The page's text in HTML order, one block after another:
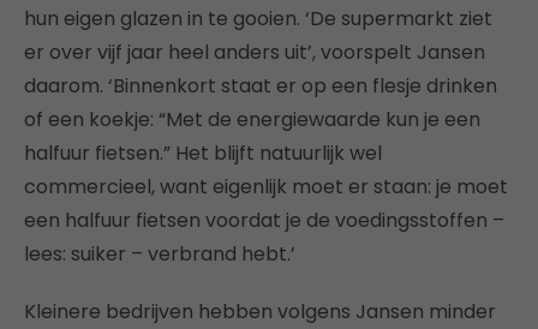
hun eigen glazen in te gooien. ‘De supermarkt ziet
er over vijf jaar heel anders uit’, voorspelt Jansen
daarom. ‘Binnenkort staat er op een flesje drinken
of een koekje: “Met de energiewaarde kun je een
halfuur fietsen.” Het blijft natuurlijk wel
commercieel, want eigenlijk moet er staan: je moet
een halfuur fietsen voordat je de voedingsstoffen –
lees: suiker – verbrand hebt.’
Kleinere bedrijven hebben volgens Jansen minder